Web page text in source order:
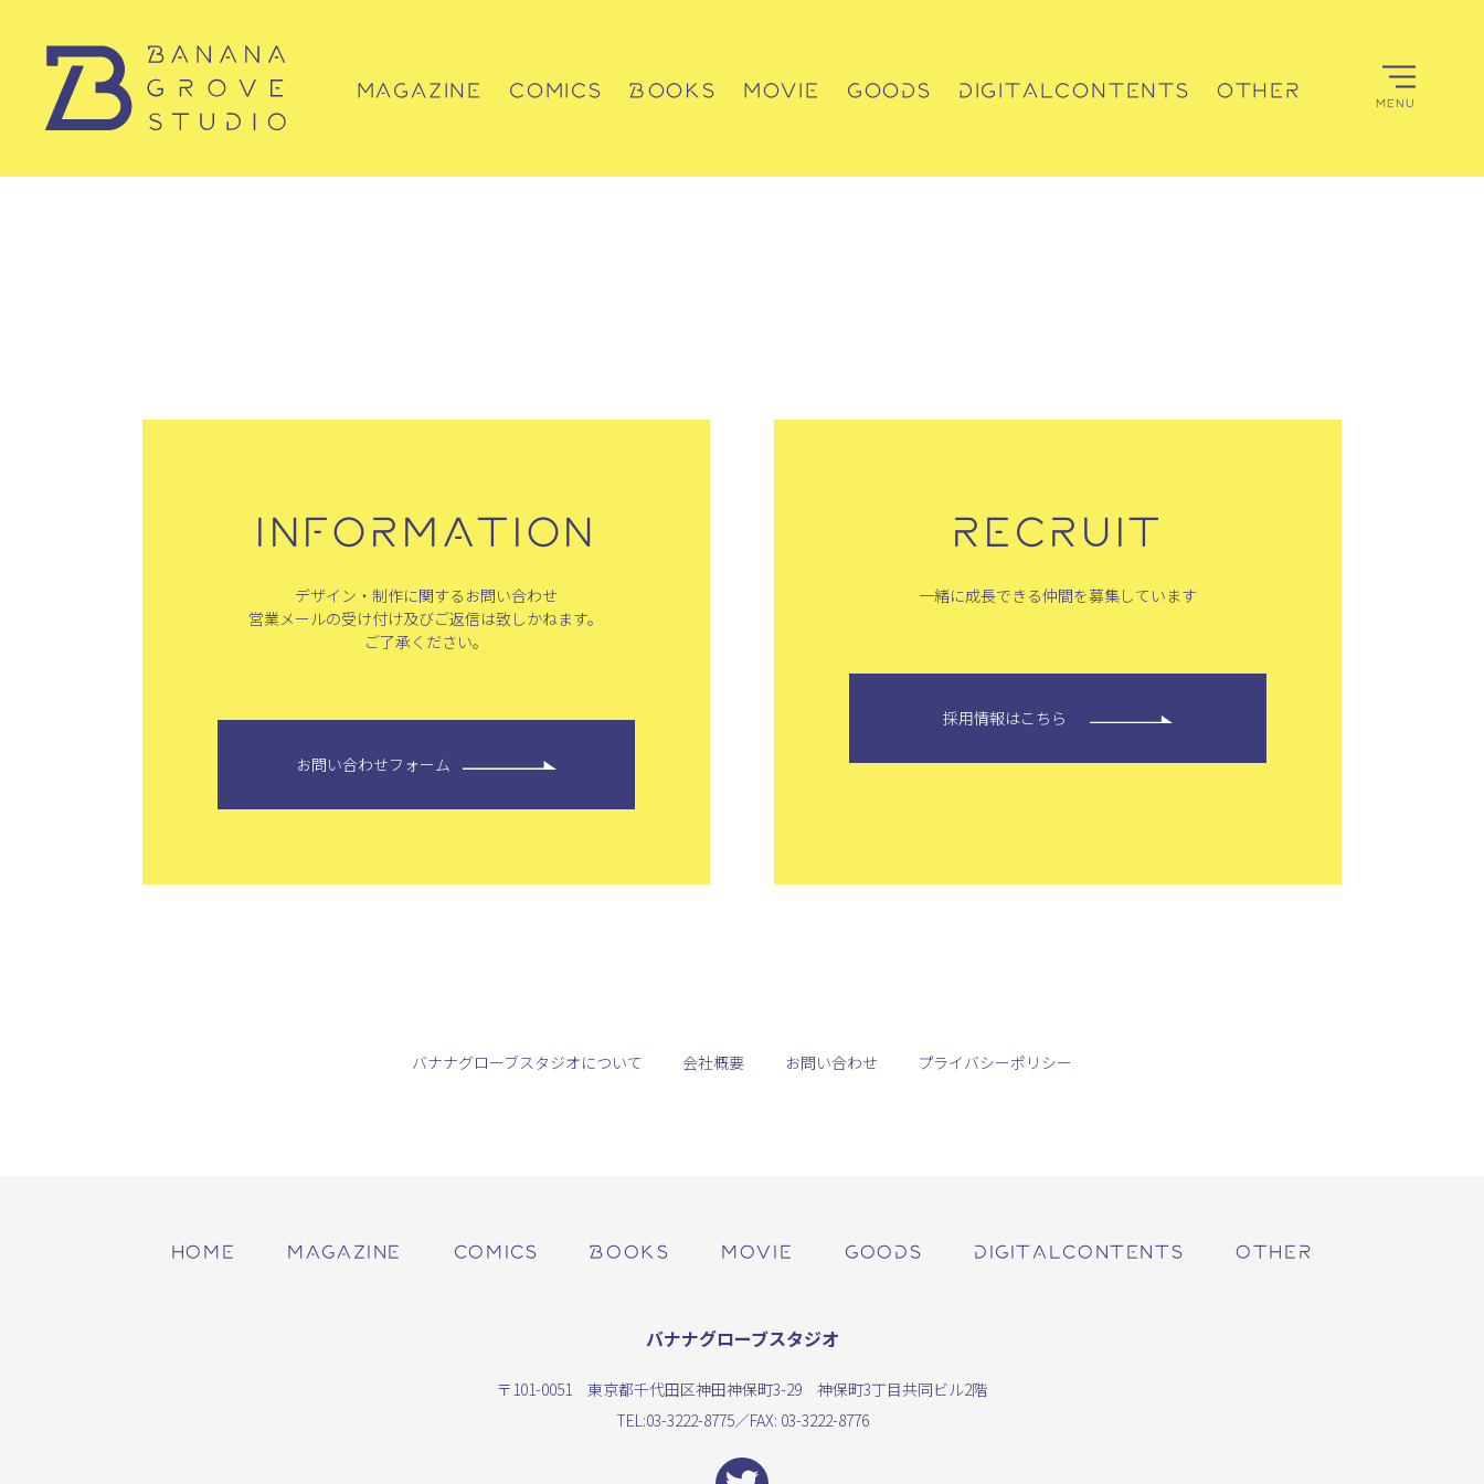
MAGAZINE COMICS BOOKS MOVIE GOODS DIGITALCONTENTS OTHER MENU
INFORMATION
デザイン・制作に関するお問い合わせ
営業メールの受け付け及びご返信は致しかねます。
ご了承ください。
お問い合わせフォーム
RECRUIT
一緒に成長できる仲間を募集しています
採用情報はこちら
バナナグローブスタジオについて 会社概要 お問い合わせ プライバシーポリシー
HOME MAGAZINE COMICS BOOKS MOVIE GOODS DIGITALCONTENTS OTHER
バナナグローブスタジオ
〒101-0051 東京都千代田区神田神保町3-29 神保町3丁目共同ビル2階
TEL:03-3222-8775／FAX: 03-3222-8776